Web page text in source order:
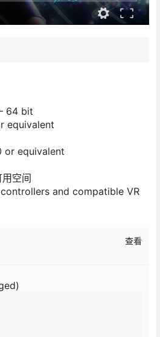
64 bit
equivalent
or equivalent
空间
and compatible VR
查看